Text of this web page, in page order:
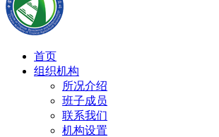
首页
组织机构
所况介绍
班子成员
联系我们
机构设置